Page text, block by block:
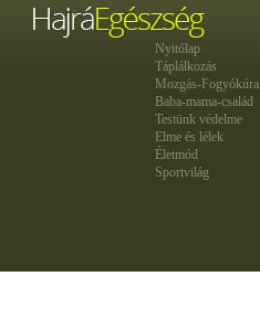
Nyitólap
Táplálkozás
Mozgás-Fogyókúra
Baba-mama-család
Testünk védelme
Elme és lélek
Életmód
Sportvilág